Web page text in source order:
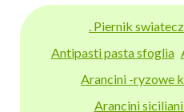
. Piernik
Antipasti pasta sfoglia
Arancini -ryzowe
Arancini